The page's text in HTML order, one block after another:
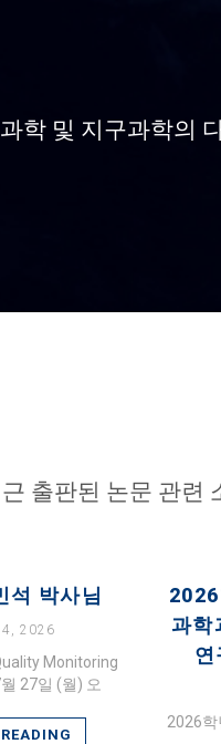
학 및 지구과학의
출판된 논문 관련
석 박사님
2026
Monitoring
27일 (월) 오
과학
연
2026